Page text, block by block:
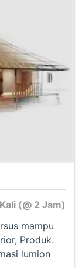
(@ 2 Jam)
mampu
Produk.
lumion